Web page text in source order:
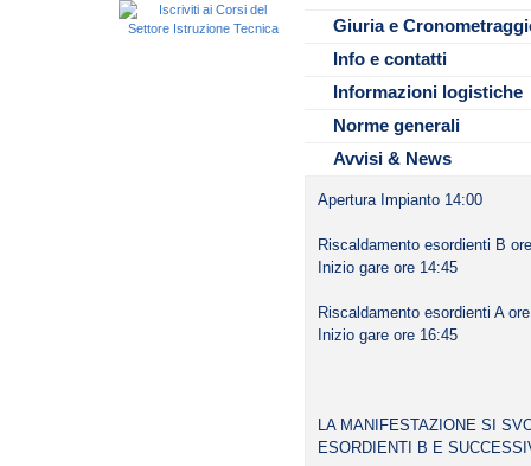
Giuria e
Info e contatti
Nicola Varalta:
Informazioni logistiche
alla manifestazione a meno
atleti, in tal caso la tribuna
Norme generali
Si ricorda che per l’utilizzo
della chiavetta, le chiavette a
peri partecipanti al costo di
Avvisi & News
Apertura Impianto 14:00
Riscaldamento esordienti B
Inizio gare ore 14:45
Riscaldamento esordienti A
Inizio gare ore 16:45
LA MANIFESTAZIONE SI
ESORDIENTI B E